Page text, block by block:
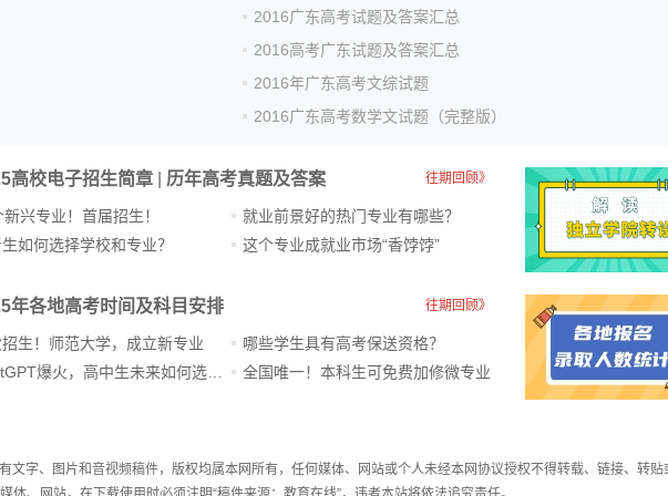
2016广东高考试题及答案汇总
2016高考广东试题及答案汇总
2016年广东高考文综试题
2016广东高考数学文试题（完整版）
高校电子招生简章 历年高考真题及答案 往期回顾》
新兴专业！首届招生！
如何选择学校和专业？
就业前景好的热门专业有哪些？
这个专业成就业市场“香饽饽”​
年各地高考时间及科目安排 往期回顾》
生！师范大学，成立新专业
哪些学生具有高考保送资格？
全国唯一！本科生可免费加修微专业
文字、图片和音视频稿件，版权均属本网所有，任何媒体、网站或个人未经本网协议授权不得转载、链接、转贴